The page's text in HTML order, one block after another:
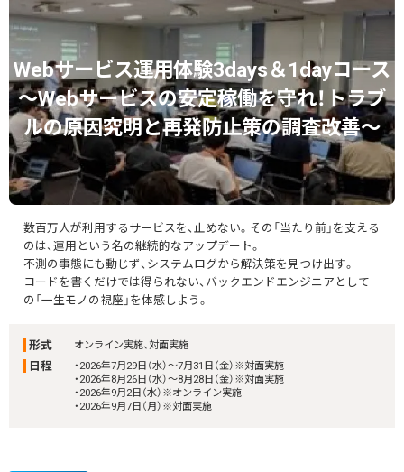
Webサービス運用体験3days＆1dayコース
～Webサービスの安定稼働を守れ！トラブ
ルの原因究明と再発防止策の調査改善～
数百万人が利用するサービスを、止めない。その「当たり前」を支える
のは、運用という名の継続的なアップデート。
不測の事態にも動じず、システムログから解決策を見つけ出す。
コードを書くだけでは得られない、バックエンドエンジニアとして
の「一生モノの視座」を体感しよう。
形式 オンライン実施、対面実施
日程
・2026年7月29日（水）～7月31日（金）※対面実施
・2026年8月26日（水）～8月28日（金）※対面実施
・2026年9月2日（水）※オンライン実施
・2026年9月7日（月）※対面実施